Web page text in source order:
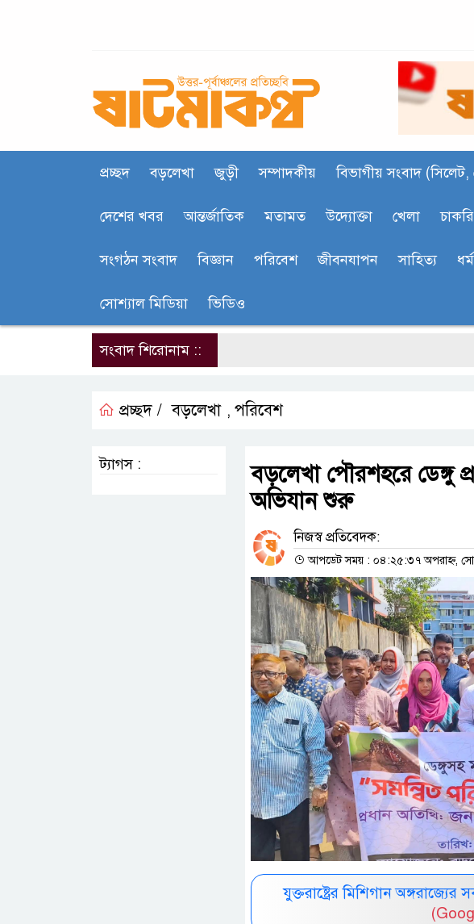
প্রচ্ছদ বড়লেখা জুড়ী সম্পাদকীয় বিভাগীয় সংবাদ
দেশের খবর আন্তর্জাতিক মতামত উদ্যোক্তা খেলা চাকরি
সংগঠন সংবাদ বিজ্ঞান পরিবেশ জীবনযাপন সাহিত‍্য ধর্ম
সোশ্যাল মিডিয়া ভিডিও
সংবাদ শিরোনাম ::
প্রচ্ছদ / বড়লেখা , পরিবেশ
বড়লেখা পৌরশহরে ডেঙ্গু
অভিযান শুরু
নিজস্ব প্রতিবেদক:
আপডেট সময় : ০৪:২৫:৩৭ অপরাহ্ন,
যুক্তরাষ্ট্রের মিশিগান
ট্যাগস :